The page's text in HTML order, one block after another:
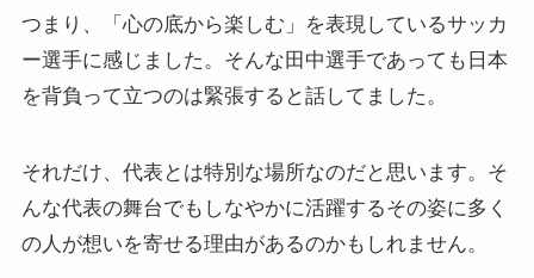
つまり、「心の底から楽しむ」を表現しているサッカ
ー選手に感じました。そんな田中選手であっても日本
を背負って立つのは緊張すると話してました。
それだけ、代表とは特別な場所なのだと思います。そ
んな代表の舞台でもしなやかに活躍するその姿に多く
の人が想いを寄せる理由があるのかもしれません。